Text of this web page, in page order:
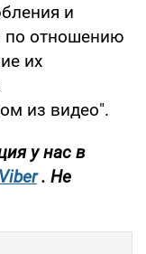
и
по отношению
их
из видео".
у нас в
Viber . Не